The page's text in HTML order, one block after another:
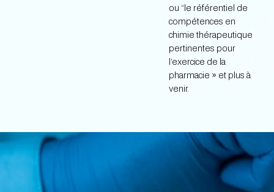
ou “le référentiel de
compétences en
chimie thérapeutique
pertinentes pour
l’exercice de la
pharmacie » et plus à
venir.